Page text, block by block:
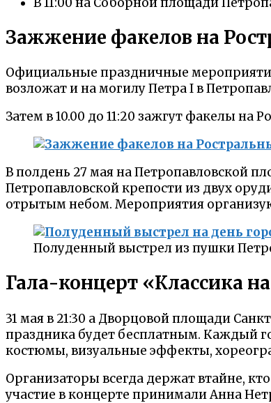
Зажжение факелов на
Официальные праздничные
возложат и на могилу Петра I в
Затем в 10.00 до 11:20 зажгут факелы на
В полдень 27 мая на Петропавловской
Петропавловской крепости из двух
отрытым небом. Мероприятия
Полуденный выстрел из пушки
Гала-концерт «Классика
31 мая в 21:30 а Дворцовой площади
праздника будет бесплатным. Каждый
костюмы, визуальные эффекты,
Организаторы всегда держат втайне,
участие в концерте принимали Анна